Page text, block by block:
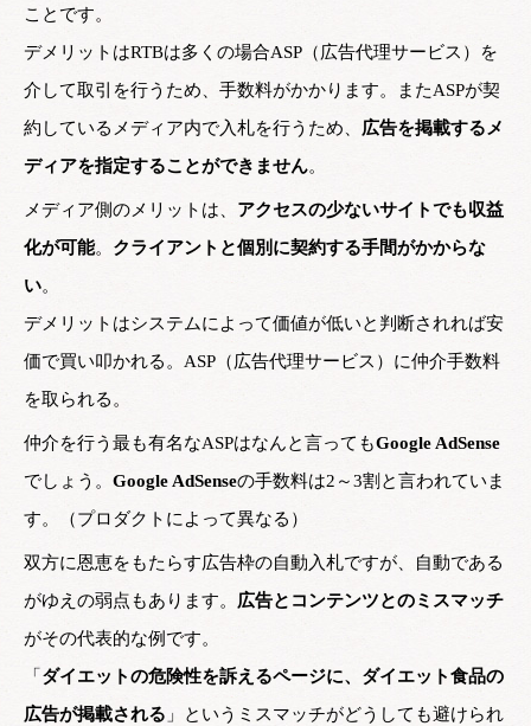
ことです。
デメリットはRTBは多くの場合ASP（広告代理サービス）を
介して取引を行うため、手数料がかかります。またASPが契
約しているメディア内で入札を行うため、 広告を掲載するメ
ディアを指定することができません。
メディア側のメリットは、 アクセスの少ないサイトでも収益
化が可能。 クライアントと個別に契約する手間がかからな
い。
デメリットはシステムによって価値が低いと判断されれば安
価で買い叩かれる。ASP（広告代理サービス）に仲介手数料
を取られる。
仲介を行う最も有名なASPはなんと言ってもGoogle AdSense
でしょう。 Google AdSenseの手数料は2～3割と言われていま
す。（プロダクトによって異なる）
双方に恩恵をもたらす広告枠の自動入札ですが、自動である
がゆえの弱点もあります。 広告とコンテンツとのミスマッチ
がその代表的な例です。
「 ダイエットの危険性を訴えるページに、ダイエット食品の
広告が掲載される 」というミスマッチがどうしても避けられ